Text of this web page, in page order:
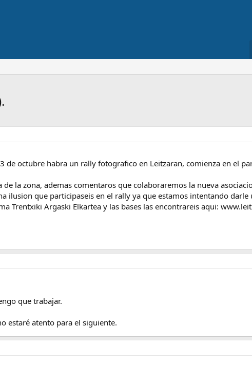
de octubre habra un rally fotografico en Leitzaran, comienza en el
de la zona, ademas comentaros que colaboraremos la nueva
ilusion que participaseis en el rally ya que estamos intentando
Trentxiki Argaski Elkartea y las bases las encontrareis aqui:
que trabajar.
estaré atento para el siguiente.